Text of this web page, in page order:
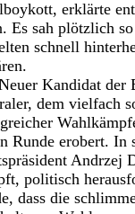
erklärte
Es sah plötzlich
schnell
Kandidat der
dem vielfach
Runde erobert. In
Andrzej
politisch
dass die